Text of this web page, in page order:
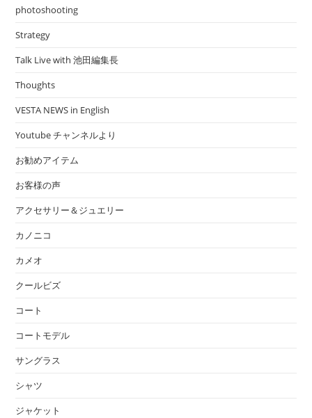
photoshooting
Strategy
Talk Live with 池田編集長
Thoughts
VESTA NEWS in English
Youtube チャンネルより
お勧めアイテム
お客様の声
アクセサリー＆ジュエリー
カノニコ
カメオ
クールビズ
コート
コートモデル
サングラス
シャツ
ジャケット